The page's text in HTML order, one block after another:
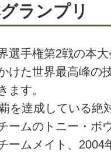
ランプリ
選手権第2戦の本
けた世界最高峰の
ます。
を達成している絶
ームのトニー・ボ
ームメイト、2004